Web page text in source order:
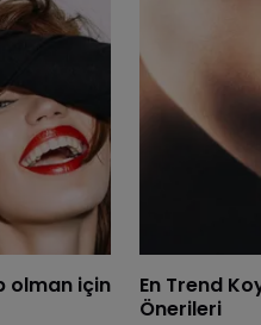
olman için
En Trend
Önerileri